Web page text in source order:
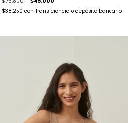
$38.250con Transferencia o depósito bancario